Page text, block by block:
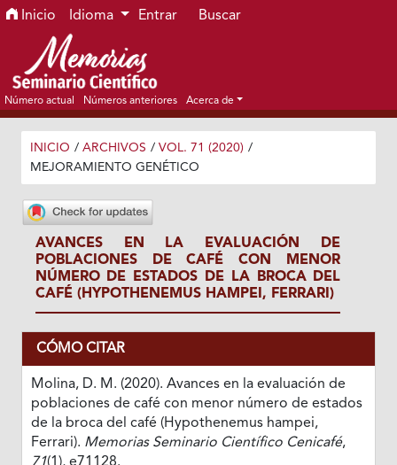
Ir al menú de navegación principal
Ir al contenido principal
Ir al pie de página del sitio
Inicio Idioma Entrar Buscar
Número actual Números anteriores Acerca de
INICIO / ARCHIVOS / VOL. 71 (2020) /
MEJORAMIENTO GENÉTICO
AVANCES EN LA EVALUACIÓN DE
POBLACIONES DE CAFÉ CON MENOR
NÚMERO DE ESTADOS DE LA BROCA DEL
CAFÉ (HYPOTHENEMUS HAMPEI, FERRARI)
CÓMO CITAR
Molina, D. M. (2020). Avances en la evaluación de
poblaciones de café con menor número de estados
de la broca del café (Hypothenemus hampei,
Ferrari). Memorias Seminario Científico Cenicafé,